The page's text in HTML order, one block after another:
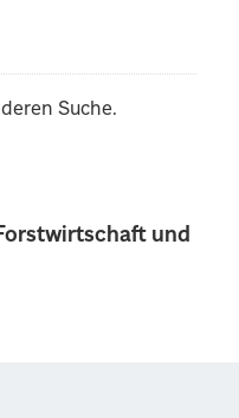
und
Suche.